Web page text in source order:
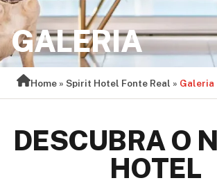
GALERIA
Home »Spirit Hotel Fonte Real » Galeria
DESCUBRA O
HOTEL